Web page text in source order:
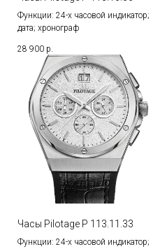
Функции: 24-х часовой индикатор;
дата; хронограф
28 900 р.
Часы Pilotage P 113.11.33
Функции: 24-х часовой индикатор;